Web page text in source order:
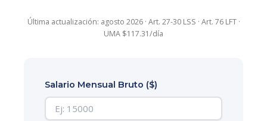
Última actualización: agosto 2026 · Art. 27-30 LSS · Art. 76 LFT ·
UMA $117.31/día
Salario Mensual Bruto ($)